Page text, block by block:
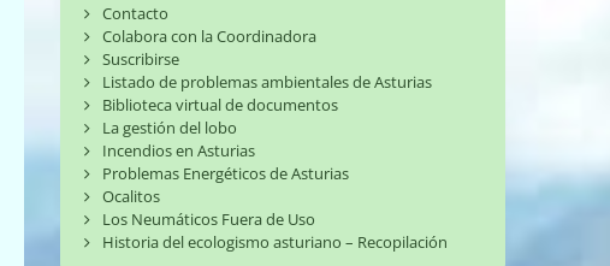
Contacto
Colabora con la Coordinadora
Suscribirse
Listado de problemas ambientales de Asturias
Biblioteca virtual de documentos
La gestión del lobo
Incendios en Asturias
Problemas Energéticos de Asturias
Ocalitos
Los Neumáticos Fuera de Uso
Historia del ecologismo asturiano – Recopilación